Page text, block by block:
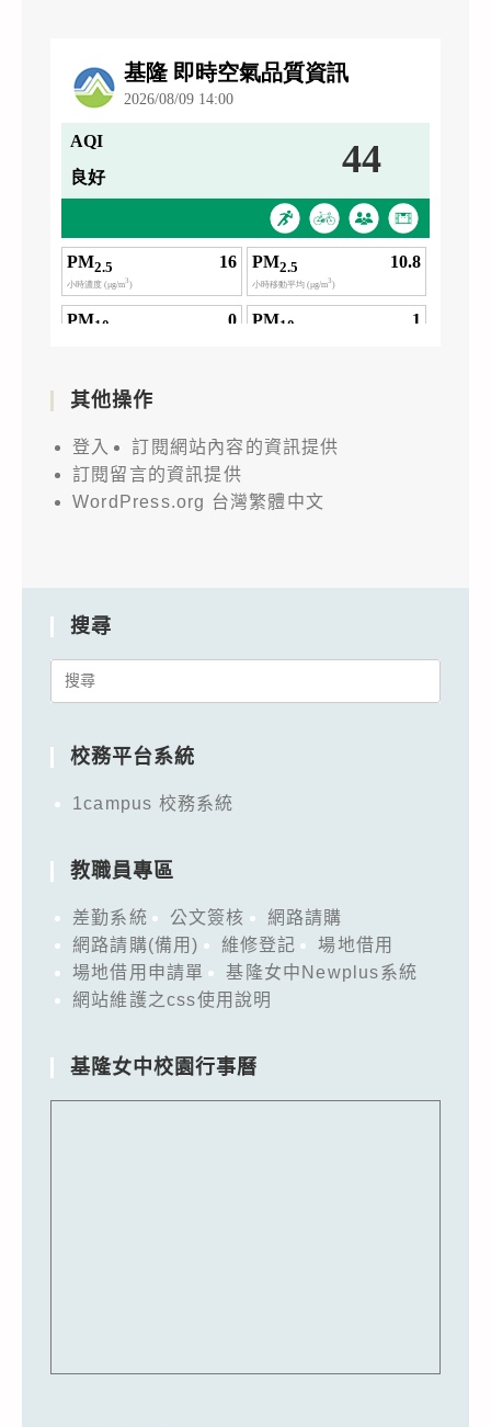
其他操作
登入
訂閱網站內容的資訊提供
訂閱留言的資訊提供
WordPress.org 台灣繁體中文
搜尋
Search
校務平台系統
1campus 校務系統
教職員專區
差勤系統 公文簽核
網路請購
網路請購(備用)
維修登記
場地借用
場地借用申請單
基隆女中Newplus系統
網站維護之css使用說明
基隆女中校園行事曆